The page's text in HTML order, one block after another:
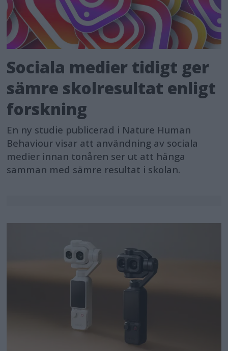
Sociala medier tidigt ger
sämre skolresultat enligt
forskning
En ny studie publicerad i Nature Human
Behaviour visar att användning av sociala
medier innan tonåren ser ut att hänga
samman med sämre resultat i skolan.